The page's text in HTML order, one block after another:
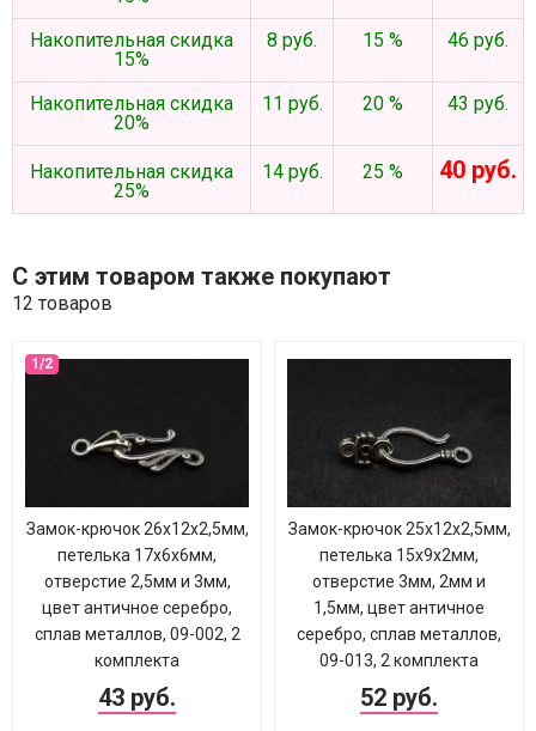
Накопительная скидка
15%
8 руб. 15 % 46 руб.
Накопительная скидка
20%
11 руб. 20 % 43 руб.
Накопительная скидка
25%
14 руб. 25 % 40 руб.
С этим товаром также покупают
12 товаров
Замок-крючок 26х12х2,5мм,
петелька 17х6х6мм,
отверстие 2,5мм и 3мм,
цвет античное серебро,
сплав металлов, 09-002, 2
комплекта
43 руб.
Замок-крючок 25х12х2,5мм,
петелька 15х9х2мм,
отверстие 3мм, 2мм и
1,5мм, цвет античное
серебро, сплав металлов,
09-013, 2 комплекта
52 руб.